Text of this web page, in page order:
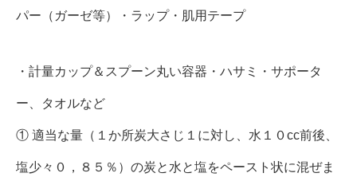
パー（ガーゼ等）・ラップ・肌用テープ
・計量カップ＆スプーン丸い容器・ハサミ・サポータ
ー、タオルなど
① 適当な量（１か所炭大さじ１に対し、水１０cc前後、
塩少々０，８５％）の炭と水と塩をペースト状に混ぜま